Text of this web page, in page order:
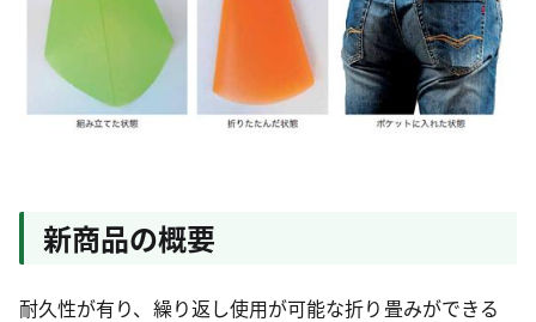
新商品の概要
耐久性が有り、繰り返し使用が可能な折り畳みができる